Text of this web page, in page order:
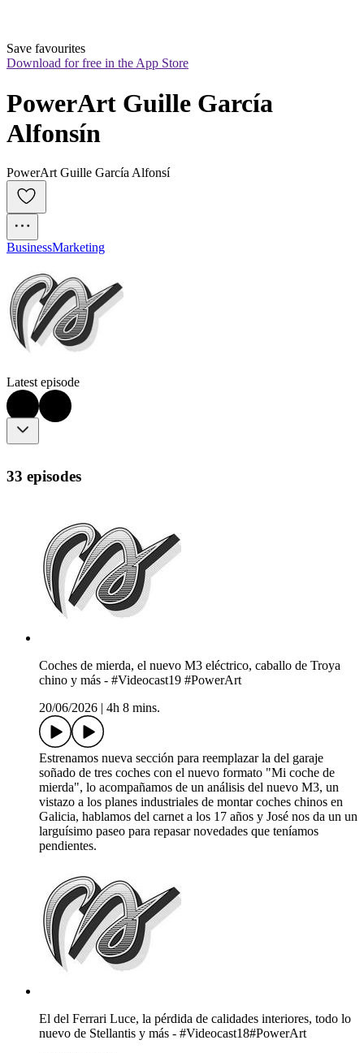
Save favourites
Download for free in the App Store
PowerArt Guille García
Alfonsín
PowerArt Guille García Alfonsí
BusinessMarketing
Latest episode
33 episodes
Coches de mierda, el nuevo M3 eléctrico, caballo de Troya
chino y más - #Videocast19 #PowerArt
20/06/2026
4h 8 mins.
Estrenamos nueva sección para reemplazar la del garaje
soñado de tres coches con el nuevo formato "Mi coche de
mierda", lo acompañamos de un análisis del nuevo M3, un
vistazo a los planes industriales de montar coches chinos en
Galicia, hablamos del carnet a los 17 años y José nos da un un
larguísimo paseo para repasar novedades que teníamos
pendientes.
El del Ferrari Luce, la pérdida de calidades interiores, todo lo
nuevo de Stellantis y más - #Videocast18#PowerArt